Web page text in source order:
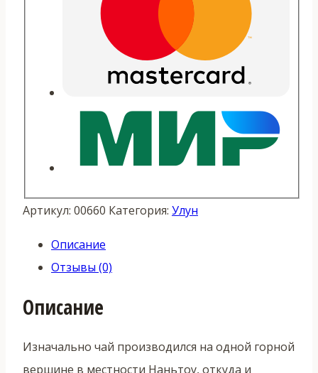
Артикул: 00660 Категория: Улун
Описание
Отзывы (0)
Описание
Изначально чай производился на одной горной
вершине в местности Наньтоу, откуда и